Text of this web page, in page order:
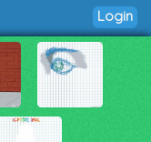
Login